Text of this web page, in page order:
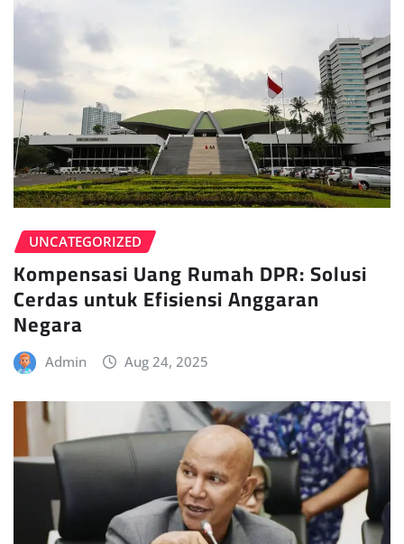
UNCATEGORIZED
Kompensasi Uang Rumah DPR: Solusi
Cerdas untuk Efisiensi Anggaran
Negara
Admin Aug 24, 2025